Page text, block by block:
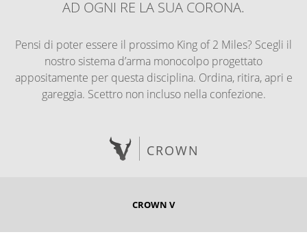
AD OGNI RE LA SUA CORONA.
Pensi di poter essere il prossimo King of 2 Miles? Scegli il
nostro sistema d’arma monocolpo progettato
appositamente per questa disciplina. Ordina, ritira, apri e
gareggia. Scettro non incluso nella confezione.
CROWN
CROWN V